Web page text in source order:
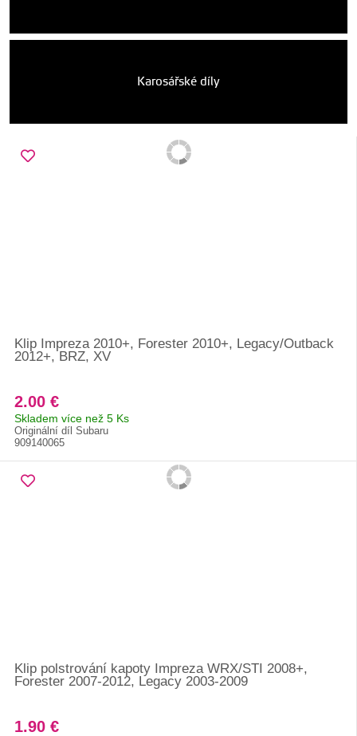
Karosářské díly
Klip Impreza 2010+, Forester 2010+, Legacy/Outback
2012+, BRZ, XV
2.00 €
Skladem více než 5 Ks
Originální díl Subaru
909140065
Klip polstrování kapoty Impreza WRX/STI 2008+,
Forester 2007-2012, Legacy 2003-2009
1.90 €